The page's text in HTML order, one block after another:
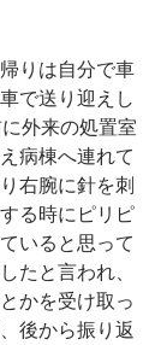
りは自分で車
で送り迎えし
外来の処置室
病棟へ連れて
右腕に針を刺
る時にピリピ
いると思って
たと言われ、
かを受け取っ
後から振り返